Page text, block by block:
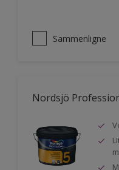
Sammenligne
Nordsjö